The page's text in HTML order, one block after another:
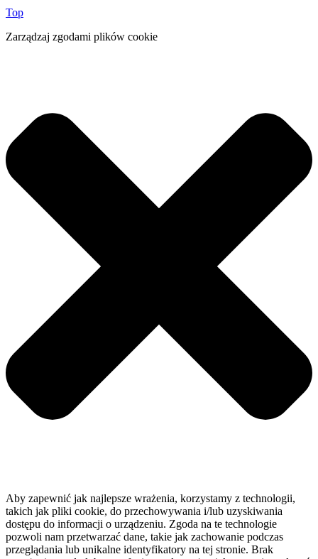
Top
Zarządzaj zgodami plików cookie
Aby zapewnić jak najlepsze wrażenia, korzystamy z technologii,
takich jak pliki cookie, do przechowywania i/lub uzyskiwania
dostępu do informacji o urządzeniu. Zgoda na te technologie
pozwoli nam przetwarzać dane, takie jak zachowanie podczas
przeglądania lub unikalne identyfikatory na tej stronie. Brak